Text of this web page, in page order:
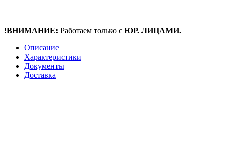
!ВНИМАНИЕ: Работаем только с ЮР. ЛИЦАМИ.
Описание
Характеристики
Документы
Доставка